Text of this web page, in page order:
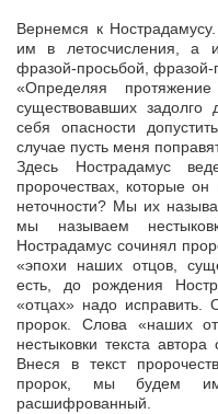
Вернемся к
им в летосчисления, а
фразой-просьбой, фразой-
«Определяя
существовавших
себя опасности
случае пусть меня
Здесь Нострадамус
пророчествах, которые
неточности? Мы их
мы называем
Нострадамус сочинял
«эпохи наших отцов,
есть, до рождения
«отцах» надо
пророк. Слова «наших
нестыковки текста
Внеся в текст
пророк, мы будем
расшифрованный.